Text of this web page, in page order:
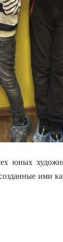
юных
ими